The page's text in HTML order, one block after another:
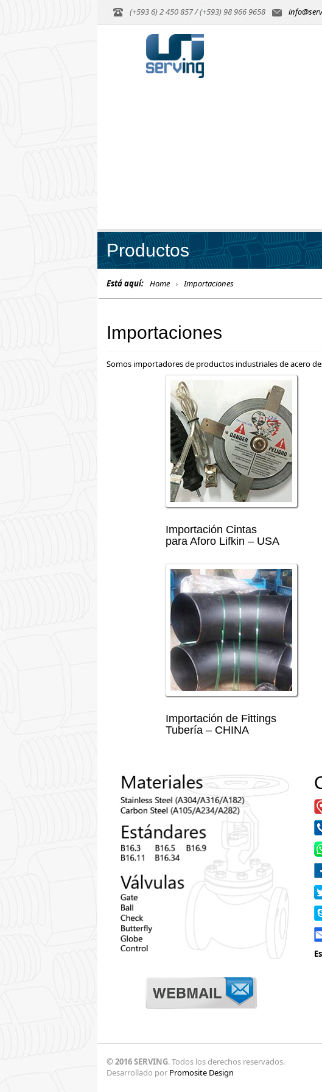
(+593 6) 2 450 857 / (+593) 98 966 9658
Productos
Está aquí: Home Importaciones
Importaciones
Somos importadores de productos industriales de acero
Importación Cintas
para Aforo Lifkin – USA
Importación de Fittings
Tubería – CHINA
© 2016 SERVING. Todos los derechos reservados.
Desarrollado por Promosite Design